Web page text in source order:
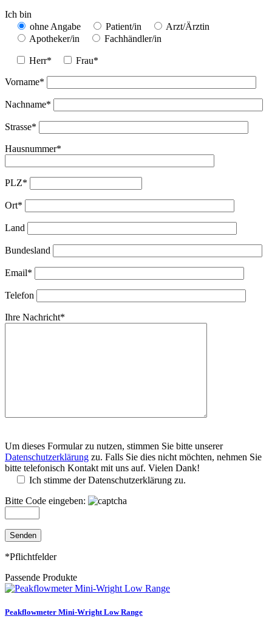
Ich bin
ohne Angabe
Patient/in
Arzt/Ärztin
Apotheker/in
Fachhändler/in
Herr* Frau*
Vorname*
Nachname*
Strasse*
Hausnummer*
PLZ*
Ort*
Land
Bundesland
Email*
Telefon
Ihre Nachricht*
Um dieses Formular zu nutzen, stimmen Sie bitte unserer
Datenschutzerklärung zu. Falls Sie dies nicht möchten, nehmen Sie
bitte telefonisch Kontakt mit uns auf. Vielen Dank!
Ich stimme der Datenschutzerklärung zu.
Bitte Code eingeben:
*Pflichtfelder
Passende Produkte
Peakflowmeter Mini-Wright Low Range